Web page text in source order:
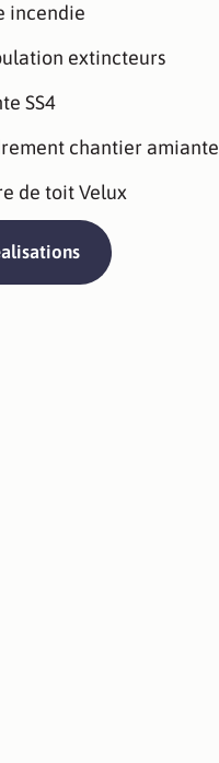
incendie
extincteurs
SS4
chantier amiante
de toit Velux